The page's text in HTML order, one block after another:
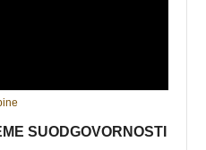
SUODGOVORNOSTI